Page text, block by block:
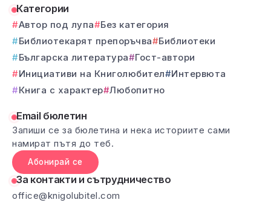
Категории
Автор под лупа
Без категория
Библиотекарят препоръчва
Библиотеки
Българска литература
Гост-автори
Инициативи на Книголюбител
Интервюта
Книга с характер Любопитно
Email бюлетин
Запиши се за бюлетина и нека историите сами
намират пътя до теб.
Абонирай се
За контакти и сътрудничество
office@knigolubitel.com